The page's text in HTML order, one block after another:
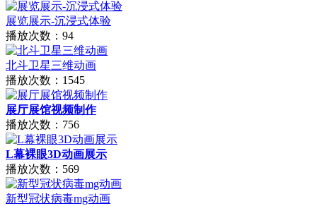
展览展示-沉浸式体验
播放次数：94
北斗卫星三维动画
播放次数：1545
展厅展馆视频制作
播放次数：756
L幕裸眼3D动画展示
播放次数：569
新型冠状病毒mg动画